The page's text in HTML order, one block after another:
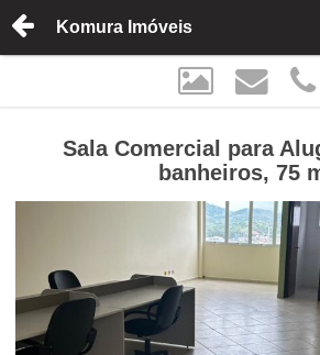
Komura Imóveis
Sala Comercial para
banheiros, 75